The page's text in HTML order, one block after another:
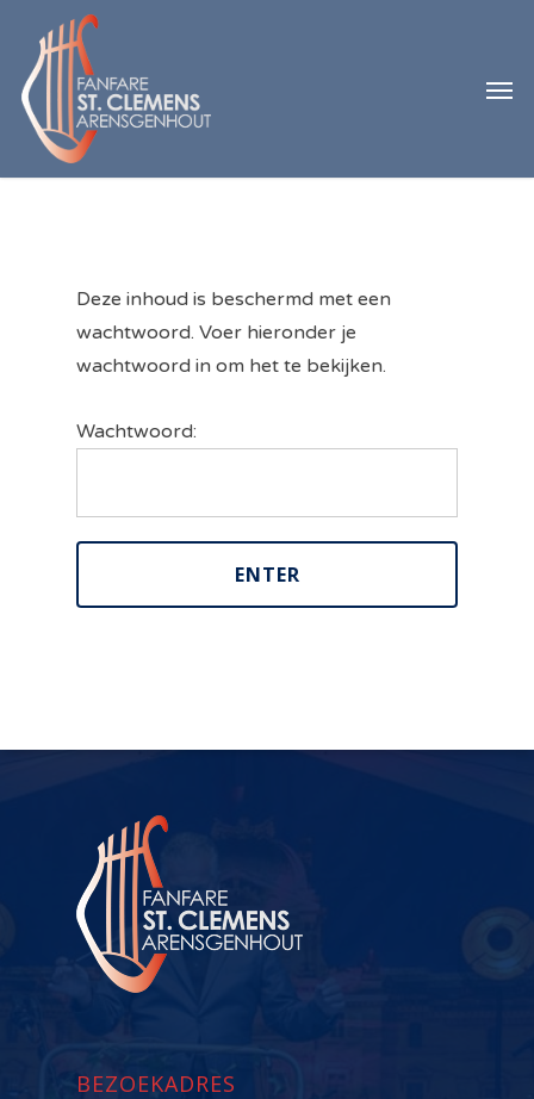
main
content
Deze inhoud is beschermd met een
wachtwoord. Voer hieronder je
wachtwoord in om het te bekijken.
Wachtwoord:
BEZOEKADRES